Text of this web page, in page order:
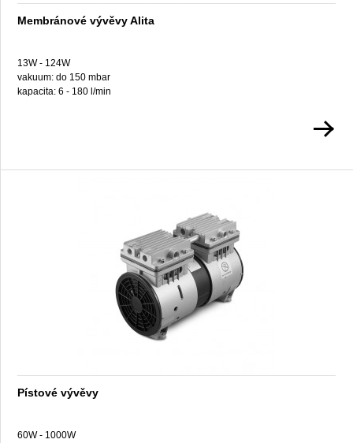
Membránové vývěvy Alita
13W - 124W
vakuum: do 150 mbar
kapacita: 6 - 180 l/min
Pístové vývěvy
60W - 1000W